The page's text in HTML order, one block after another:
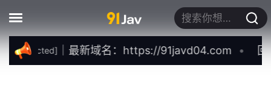
搜索你想要的关键词
protected]｜最新域名：https://91javd04.com